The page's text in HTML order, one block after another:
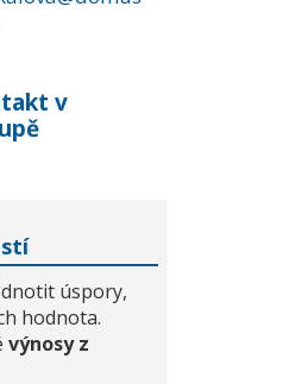
v
úspory,
hodnota.
výnosy z